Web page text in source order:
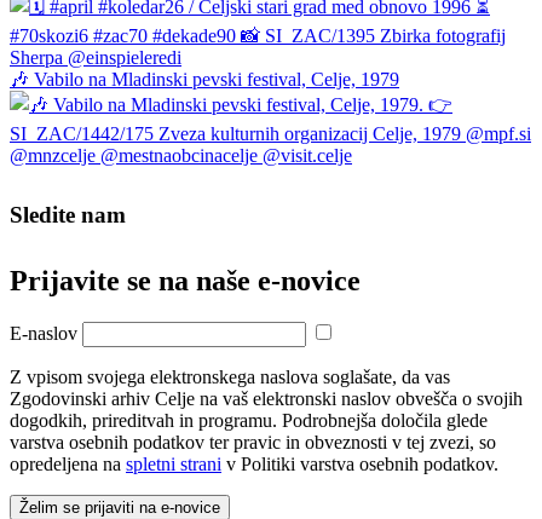
🎶 Vabilo na Mladinski pevski festival, Celje, 1979
Sledite nam
Prijavite se na naše e‑novice
E-naslov
Z vpisom svojega elektronskega naslova soglašate, da vas
Zgodovinski arhiv Celje na vaš elektronski naslov obvešča o svojih
dogodkih, prireditvah in programu. Podrobnejša določila glede
varstva osebnih podatkov ter pravic in obveznosti v tej zvezi, so
opredeljena na spletni strani v Politiki varstva osebnih podatkov.
Želim se prijaviti na e-novice